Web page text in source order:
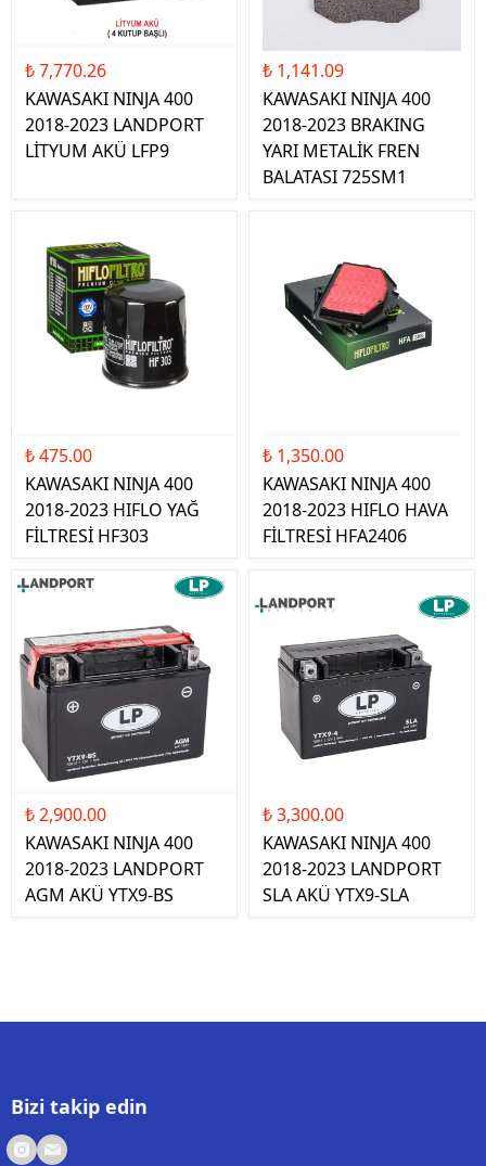
₺ 7,770.26
KAWASAKI NINJA 400
2018-2023 LANDPORT
LİTYUM AKÜ LFP9
₺ 1,141.09
KAWASAKI NINJA 400
2018-2023 BRAKING
YARI METALİK FREN
BALATASI 725SM1
₺ 475.00
KAWASAKI NINJA 400
2018-2023 HIFLO YAĞ
FİLTRESİ HF303
₺ 1,350.00
KAWASAKI NINJA 400
2018-2023 HIFLO HAVA
FİLTRESİ HFA2406
₺ 2,900.00
KAWASAKI NINJA 400
2018-2023 LANDPORT
AGM AKÜ YTX9-BS
₺ 3,300.00
KAWASAKI NINJA 400
2018-2023 LANDPORT
SLA AKÜ YTX9-SLA
Bizi takip edin